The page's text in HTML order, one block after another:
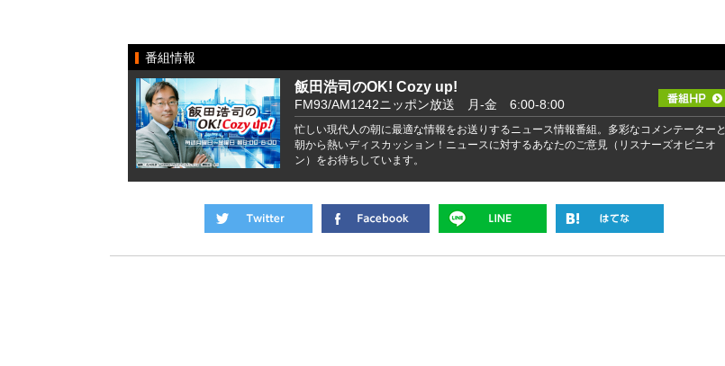
番組情報
飯田浩司のOK! Cozy up!
FM93/AM1242ニッポン放送 月-金 6:00-8:00
忙しい現代人の朝に最適な情報をお送りするニュース情報番組。多彩なコメンテーターと
朝から熱いディスカッション！ニュースに対するあなたのご意見（リスナーズオピニオ
ン）をお待ちしています。